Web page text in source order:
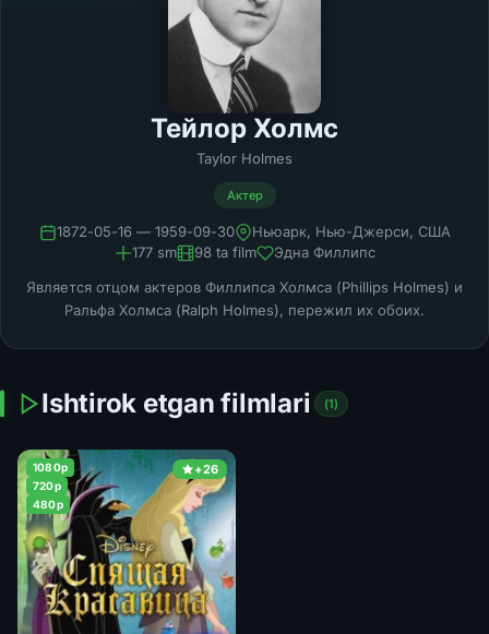
Тейлор Холмс
Taylor Holmes
Актер
1872-05-16 — 1959-09-30
Ньюарк, Нью-Джерси, США
177 sm
98 ta film
Эдна Филлипс
Является отцом актеров Филлипса Холмса (Phillips Holmes) и
Ральфа Холмса (Ralph Holmes), пережил их обоих.
Ishtirok etgan filmlari (1)
+26
1080p
720p
480p